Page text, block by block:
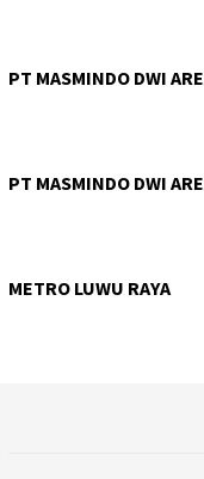
PT MASMINDO DWI
PT MASMINDO DWI
METRO LUWU RAYA